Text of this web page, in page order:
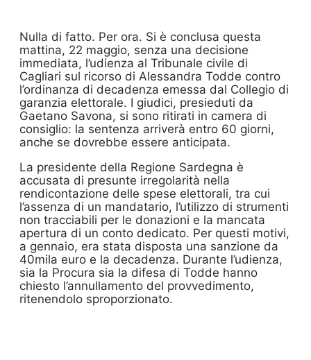
Nulla di fatto. Per ora. Si è conclusa questa
mattina, 22 maggio, senza una decisione
immediata, l’udienza al Tribunale civile di
Cagliari sul ricorso di Alessandra Todde contro
l’ordinanza di decadenza emessa dal Collegio di
garanzia elettorale. I giudici, presieduti da
Gaetano Savona, si sono ritirati in camera di
consiglio: la sentenza arriverà entro 60 giorni,
anche se dovrebbe essere anticipata.
La presidente della Regione Sardegna è
accusata di presunte irregolarità nella
rendicontazione delle spese elettorali, tra cui
l’assenza di un mandatario, l’utilizzo di strumenti
non tracciabili per le donazioni e la mancata
apertura di un conto dedicato. Per questi motivi,
a gennaio, era stata disposta una sanzione da
40mila euro e la decadenza. Durante l’udienza,
sia la Procura sia la difesa di Todde hanno
chiesto l’annullamento del provvedimento,
ritenendolo sproporzionato.